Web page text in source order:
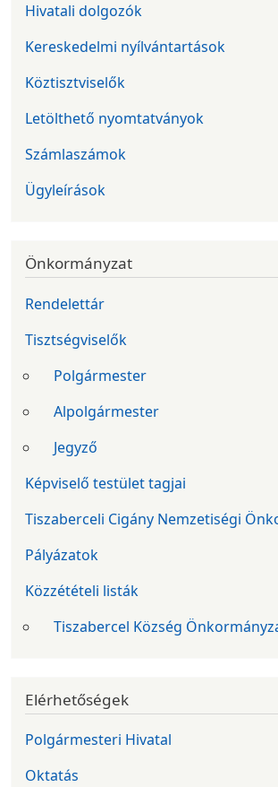
Hivatali dolgozók
Kereskedelmi nyílvántartások
Köztisztviselők
Letölthető nyomtatványok
Számlaszámok
Ügyleírások
Önkormányzat
Rendelettár
Tisztségviselők
Polgármester
Alpolgármester
Jegyző
Képviselő testület tagjai
Tiszaberceli Cigány Nemzetiségi
Pályázatok
Közzétételi listák
Tiszabercel Község
Elérhetőségek
Polgármesteri Hivatal
Oktatás